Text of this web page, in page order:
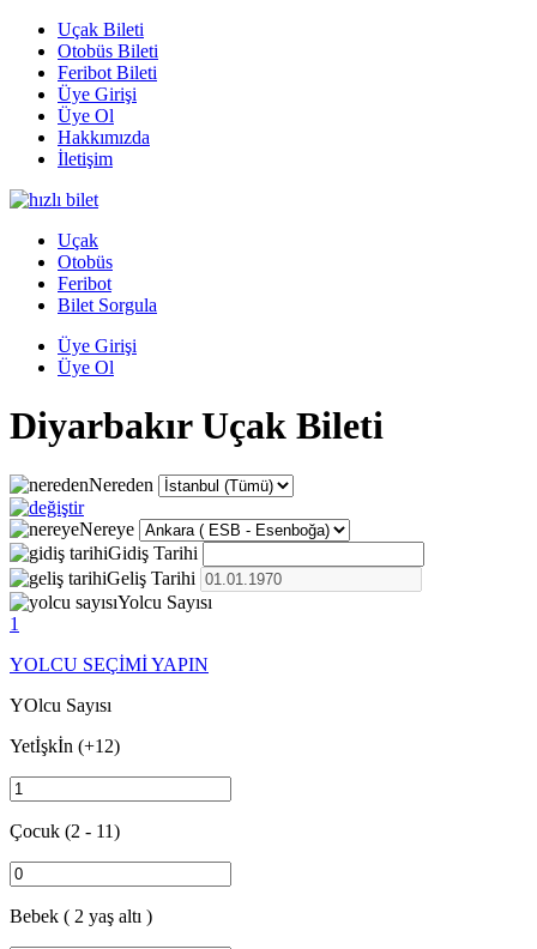
Uçak Bileti
Otobüs Bileti
Feribot Bileti
Üye Girişi
Üye Ol
Hakkımızda
İletişim
Uçak
Otobüs
Feribot
Bilet Sorgula
Üye Girişi
Üye Ol
Diyarbakır Uçak Bileti
Nereden
Nereye
Gidiş Tarihi
Geliş Tarihi
Yolcu Sayısı
1
YOLCU SEÇİMİ YAPIN
YOlcu Sayısı
Yetİşkİn (+12)
Çocuk (2 - 11)
Bebek ( 2 yaş altı )